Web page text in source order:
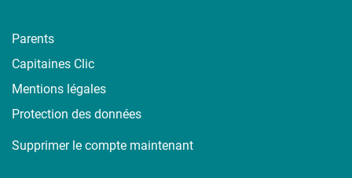
Parents
Capitaines Clic
Mentions légales
Protection des données
Supprimer le compte maintenant